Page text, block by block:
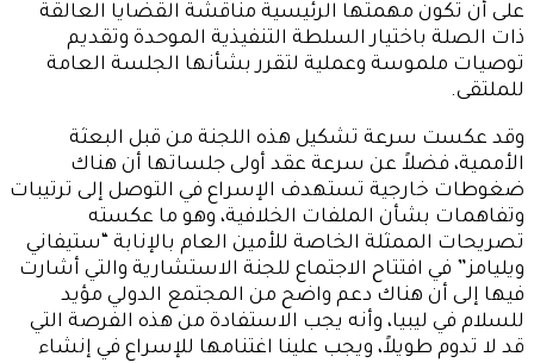
على أن تكون مهمتها الرئيسية مناقشة القضايا العالقة
ذات الصلة باختيار السلطة التنفيذية الموحدة وتقديم
توصيات ملموسة وعملية لتقرر بشأنها الجلسة العامة
للملتقى.
وقد عكست سرعة تشكيل هذه اللجنة من قبل البعثة
الأممية، فضلاً عن سرعة عقد أولى جلساتها أن هناك
ضغوطات خارجية تستهدف الإسراع في التوصل إلى ترتيبات
وتفاهمات بشأن الملفات الخلافية، وهو ما عكسته
تصريحات الممثلة الخاصة للأمين العام بالإنابة “ستيفاني
ويليامز” في افتتاح الاجتماع للجنة الاستشارية والتي أشارت
فيها إلى أن هناك دعم واضح من المجتمع الدولي مؤيد
للسلام في ليبيا، وأنه يجب الاستفادة من هذه الفرصة التي
قد لا تدوم طويلاً، ويجب علينا اغتنامها للإسراع في إنشاء